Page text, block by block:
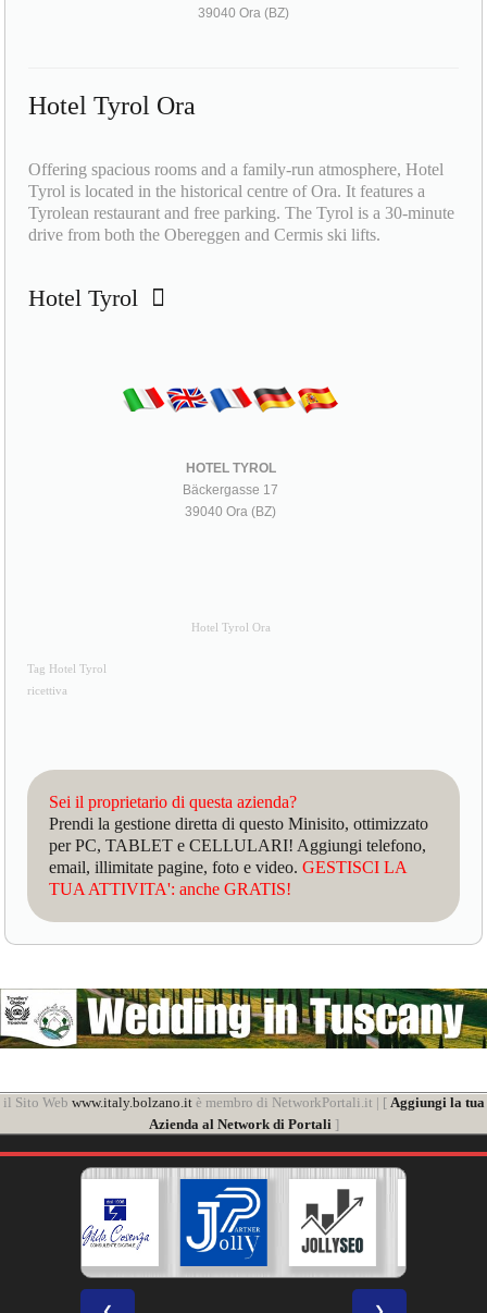
39040 Ora (BZ)
Hotel Tyrol Ora
Offering spacious rooms and a family-run atmosphere, Hotel
Tyrol is located in the historical centre of Ora. It features a
Tyrolean restaurant and free parking. The Tyrol is a 30-minute
drive from both the Obereggen and Cermis ski lifts.
Hotel Tyrol
HOTEL TYROL
Bäckergasse 17
39040 Ora (BZ)
Hotel Tyrol Ora
Tag Hotel Tyrol
ricettiva
Sei il proprietario di questa azienda?
Prendi la gestione diretta di questo Minisito, ottimizzato
per PC, TABLET e CELLULARI! Aggiungi telefono,
email, illimitate pagine, foto e video.GESTISCI LA
TUA ATTIVITA': anche GRATIS!
il Sito Web www.italy.bolzano.itè membro di NetworkPortali.it | [ Aggiungi la tua
Azienda al Network di Portali]